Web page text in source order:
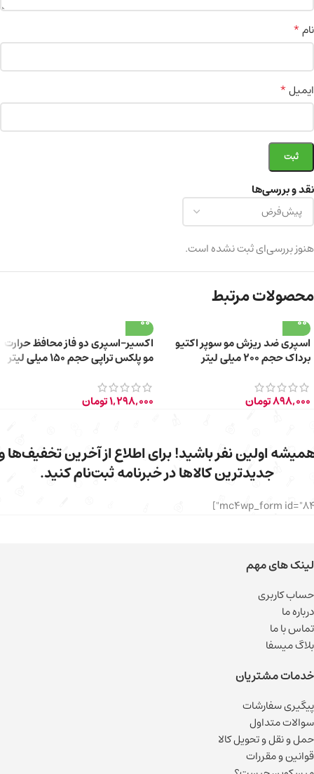
نقد و بررسی‌ها
هنوز بررسی‌ای ثبت نشده است.
نام*
ایمیل*
محصولات مرتبط
اسپری ضد ریزش مو سوپر اکتیو
برداک حجم ۲۰۰ میلی لیتر
898,000تومان
اکسیر-اسپری دو فاز محافظ حرارت
مو پلکس تراپی حجم 150 میلی لیتر
1,298,000تومان
اولین نفر باشید! برای اطلاع از آخرین تخفیف‌ها
جدیدترین کالاها در خبرنامه ثبت‌نام کنید.
لینک های مهم
حساب کاربری
درباره ما
تماس با ما
بلاگ میسفا
خدمات مشتریان
پیگیری سفارشات
سوالات متداول
حمل و نقل و تحویل کالا
قوانین و مقررات